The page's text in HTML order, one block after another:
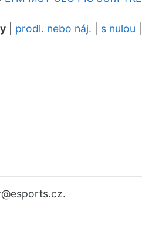
prodl. nebo náj. s nulou
@esports.cz.